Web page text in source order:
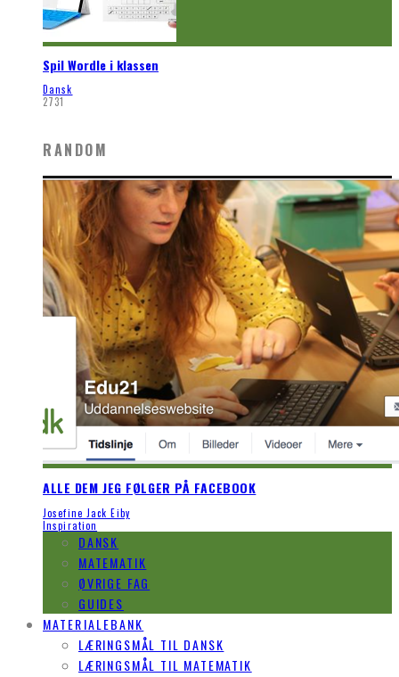
Spil Wordle i klassen
Dansk
2731
RANDOM
ALLE DEM JEG FØLGER PÅ FACEBOOK
Josefine Jack Eiby
Inspiration
DANSK
MATEMATIK
ØVRIGE FAG
GUIDES
MATERIALEBANK
LÆRINGSMÅL TIL DANSK
LÆRINGSMÅL TIL MATEMATIK